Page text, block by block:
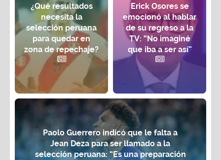
¿Qué resultados
necesita la
selección peruana
para quedar en
zona de repechaje?
Erick Osores se
emocionó al hablar
de su regreso a la
TV: “No imaginé
que iba a ser así”
Paolo Guerrero indicó que le falta a
Jean Deza para ser llamado a la
selección peruana: “Es una preparación